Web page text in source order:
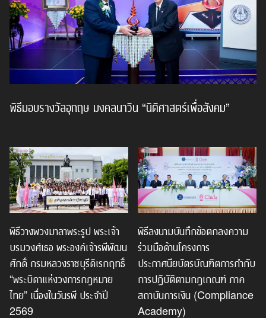
พิธีมอบรางวัลอุกฤษ มงคลนาวิน “นิติศาสตร์เพื่อสังคม”
พิธีวางพวงมาลาพระรูป พระเจ้า
บรมวงศ์เธอ พระองค์เจ้ารพีพัฒน
ศักดิ์ กรมหลวงราชบุรีดิเรกฤทธิ์
“พระบิดาแห่งวงการกฎหมาย
ไทย” เนื่องในวันรพี ประจำปี
2569
พิธีลงนามบันทึกข้อตกลงความ
ร่วมมือด้านโครงการ
ประกาศนียบัตรบัณฑิตการกำกับ
การปฏิบัติตามกฎเกณฑ์ ภาค
สถาบันการเงิน (Compliance
Academy)